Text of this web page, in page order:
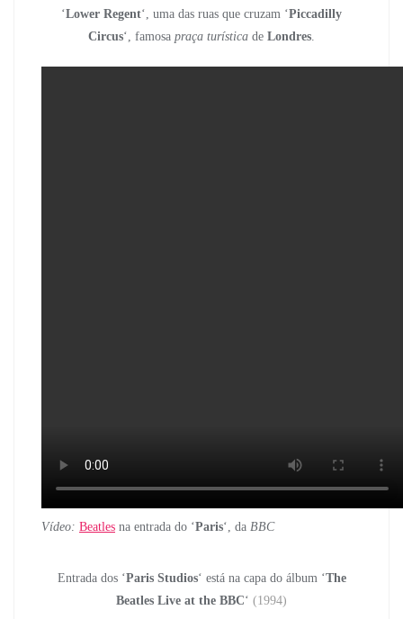
‘Lower Regent‘, uma das ruas que cruzam ‘Piccadilly
Circus‘, famosa praça turística de Londres.
Vídeo: Beatles na entrada do ‘Paris‘, da BBC
Entrada dos ‘Paris Studios‘ está na capa do álbum ‘The
Beatles Live at the BBC‘ (1994)